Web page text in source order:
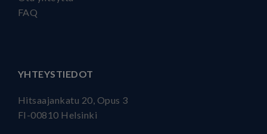
FAQ
YHTEYSTIEDOT
Hitsaajankatu 20, Opus 3
FI-00810 Helsinki